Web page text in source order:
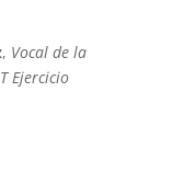
, Vocal de la
Ejercicio